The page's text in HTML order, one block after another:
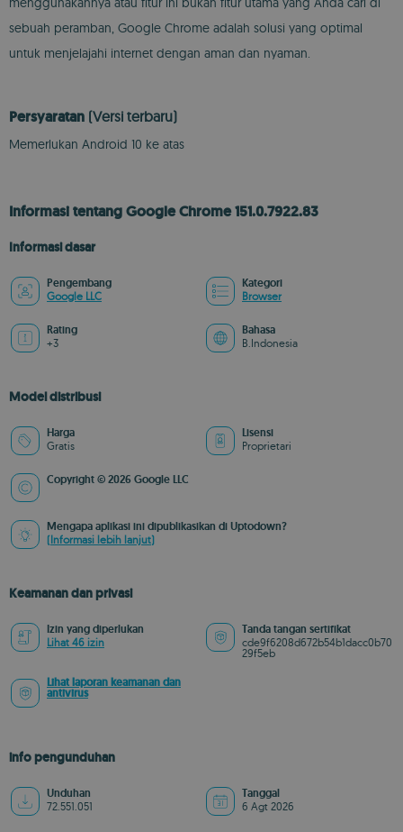
sebuah peramban, Google Chrome adalah solusi yang optimal
untuk menjelajahi internet dengan aman dan nyaman.
Persyaratan (Versi terbaru)
Memerlukan Android 10 ke atas
Informasi tentang Google Chrome 151.0.7922.83
Informasi dasar
Pengembang
Google LLC
Kategori
Browser
Rating
+3
Bahasa
B.Indonesia
Model distribusi
Harga
Gratis
Lisensi
Proprietari
Copyright © 2026 Google LLC
Mengapa aplikasi ini dipublikasikan di Uptodown?
(Informasi lebih lanjut)
Keamanan dan privasi
Izin yang diperlukan
Lihat 46 izin
Tanda tangan sertifikat
cde9f6208d672b54b1dacc0b70
29f5eb
Lihat laporan keamanan dan
antivirus
info pengunduhan
Unduhan
72.551.051
Tanggal
6 Agt 2026